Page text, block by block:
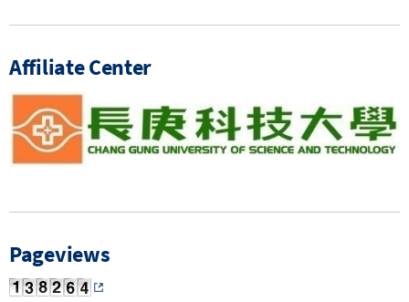
Affiliate Center
Pageviews